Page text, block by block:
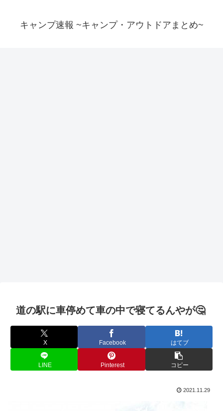
キャンプ速報 ~キャンプ・アウトドアまとめ~
道の駅に車停めて車の中で寝てるんやが🤔
X Facebook はてブ
LINE Pinterest コピー
2021.11.29